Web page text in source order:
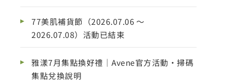
77美肌補貨節（2026.07.06 ～
2026.07.08）活動已結束
雅漾7月集點換好禮｜Avene官方活動・掃碼
集點兌換說明